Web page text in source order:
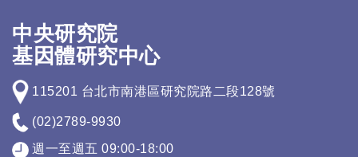
中央研究院
基因體研究中心
115201 台北市南港區研究院路二段128號
(02)2789-9930
週一至週五 09:00-18:00